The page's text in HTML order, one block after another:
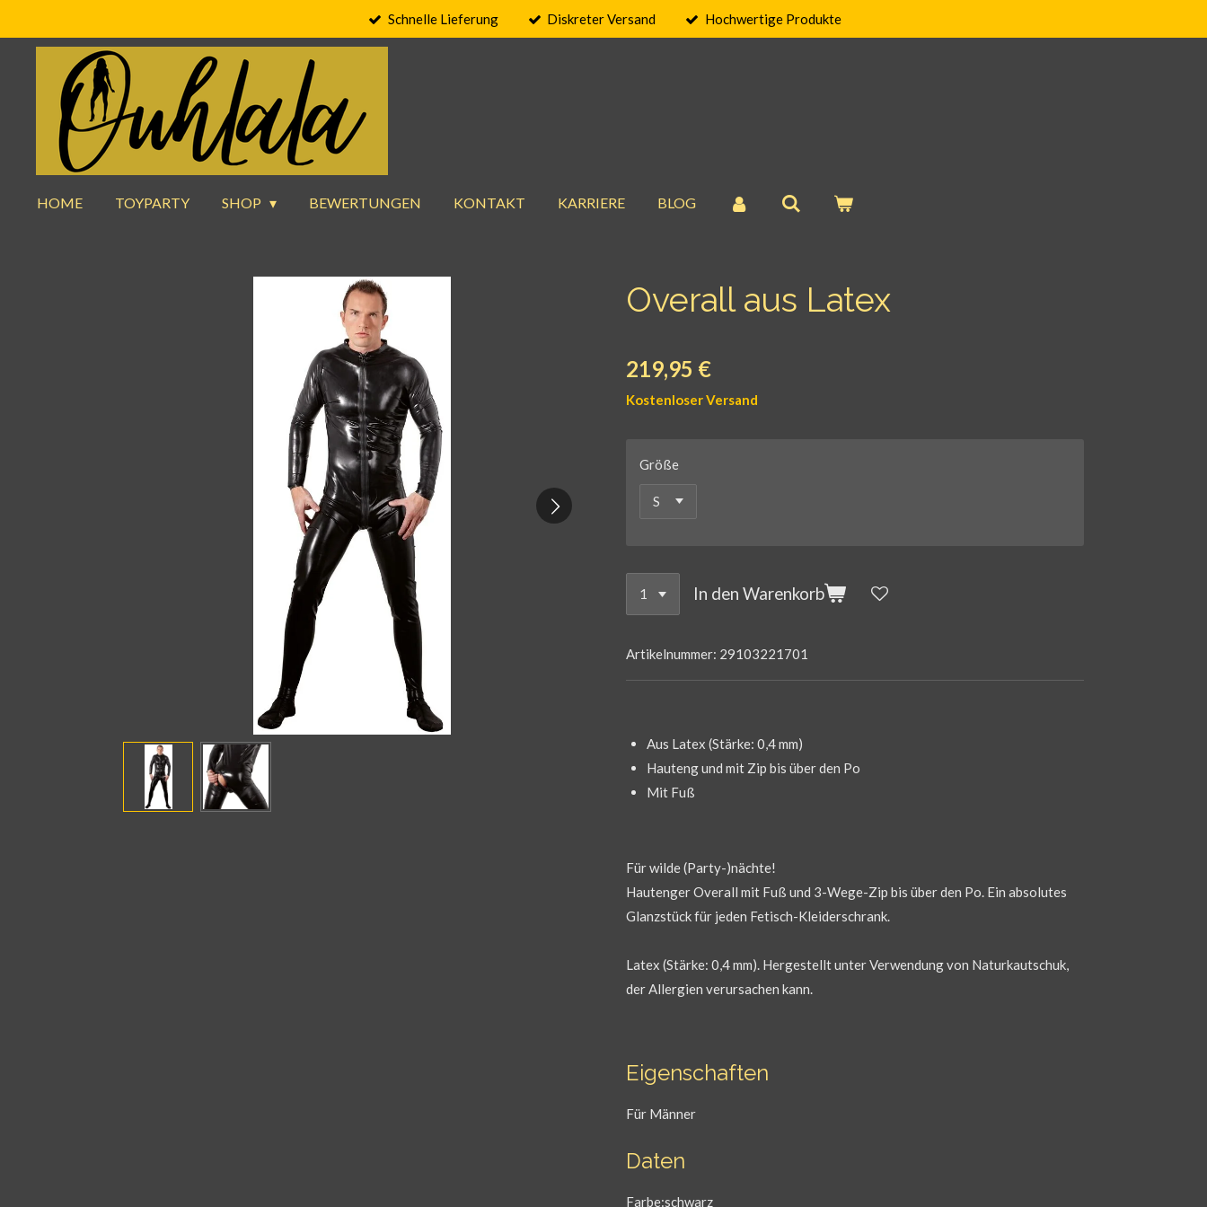
Hauptinhalt
Schnelle Lieferung Diskreter Versand Hochwertige Produkte
HOME TOYPARTY SHOP BEWERTUNGEN KONTAKT KARRIERE BLOG
Overall aus Latex
219,95 €
Kostenloser Versand
Größe
In den Warenkorb
Artikelnummer: 29103221701
Aus Latex (Stärke: 0,4 mm)
Hauteng und mit Zip bis über den Po
Mit Fuß
Für wilde (Party-)nächte!
Hautenger Overall mit Fuß und 3-Wege-Zip bis über den Po. Ein absolutes
Glanzstück für jeden Fetisch-Kleiderschrank.
Latex (Stärke: 0,4 mm). Hergestellt unter Verwendung von Naturkautschuk,
der Allergien verursachen kann.
Eigenschaften
Für Männer
Daten
Farbe:schwarz